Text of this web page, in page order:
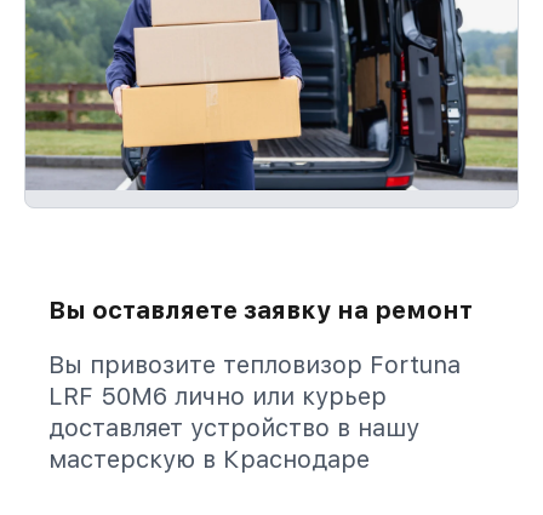
Вы оставляете заявку на ремонт
Вы привозите тепловизор Fortuna
LRF 50M6 лично или курьер
доставляет устройство в нашу
мастерскую в Краснодаре